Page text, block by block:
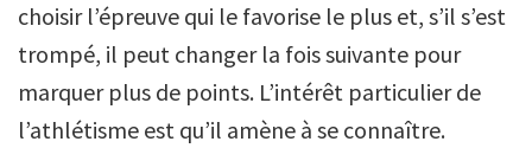
choisir l’épreuve qui le favorise le plus et, s’il s’est
trompé, il peut changer la fois suivante pour
marquer plus de points. L’intérêt particulier de
l’athlétisme est qu’il amène à se connaître.